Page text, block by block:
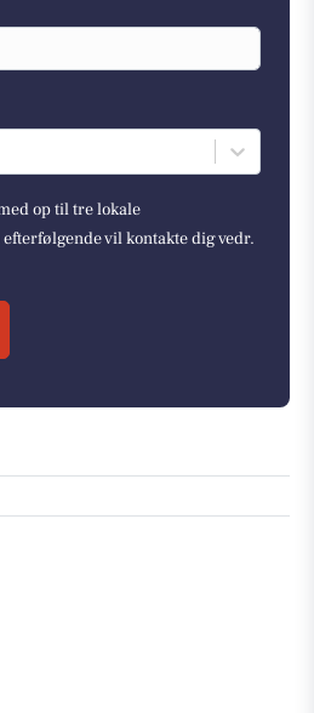
op til tre lokale
vil kontakte dig vedr.